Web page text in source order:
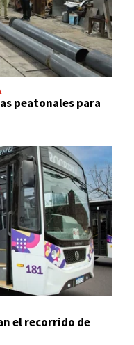
peatonales para
el recorrido de